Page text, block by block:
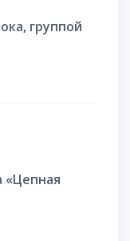
группой
«Цепная